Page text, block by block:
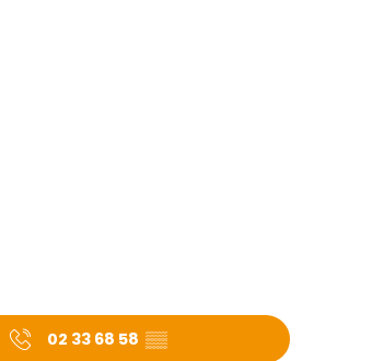
02 33 68 58 ▒▒